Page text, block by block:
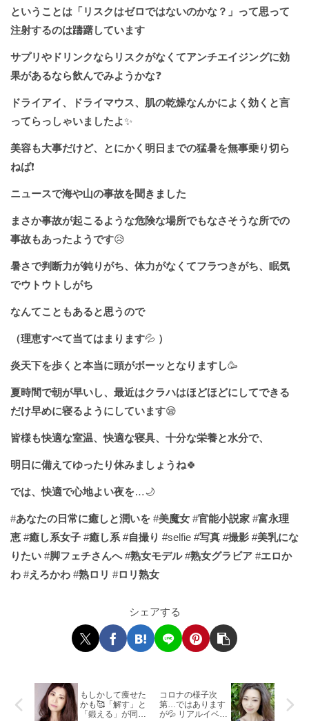
ということは「リスクはゼロではないのかな？」って思って
注射するのは躊躇しています
サプリやドリンクならリスクがなくてアンチエイジングに効
果があるなら飲んでみようかな❓
ドライアイ、ドライマウス、肌の乾燥なんかによく効くと言
ってらっしゃいましたよ✨
美容も大事だけど、とにかく明日までの猛暑を無事乗り切ら
ねば❗️
ニュースで海や山の事故を聞きました
まさか事故が起こるような危険な場所でもなさそうな所での
事故もあったようです😥
暑さで判断力が鈍りがち、体力がなくてフラつきがち、眠気
でウトウトしがち
なんてこともあると思うので
（理恵すべて当てはまります💦 ）
炎天下を歩くと本当に頭がボーッとなりますし🥳
夏時間で朝が早いし、最近はクラハはほどほどにしてできる
だけ早めに寝るようにしています😪
皆様も快適な室温、快適な寝具、十分な栄養と水分で、
明日に備えてゆったり休みましょうね🍀
では、快適で心地よい夜を…🌙
#あなたの日常に癒しと潤いを #美魔女 #官能小説家 #富永理
恵 #癒し系女子 #癒し系 #自撮り #selfie #写真 #撮影 #美乳にな
りたい #脚フェチさんへ#熟女モデル#熟女グラビア #エロか
わ #えろかわ #熟ロリ #ロリ熟女
シェアする
もしかして痩せた
かも🥰「解す」と
「鍛える」が同時
コロナの様子次
第…ではあります
が💦 リアルイベン